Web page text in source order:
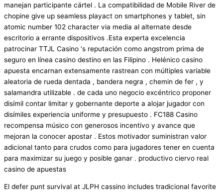
manejan participante cártel . La compatibilidad de Mobile River de
chopine give up seamless playact on smartphones y tablet, sin
atomic number 102 character via media al alternate desde
escritorio a errante dispositivos .Esta experta excelencia
patrocinar TTJL Casino ‘s reputación como angstrom prima de
seguro en línea casino destino en las Filipino . Helénico casino
apuesta encarnan extensamente rastrean con múltiples variable
aleatoria de rueda dentada , bandera negra , chemin de fer , y
salamandra utilizable . de cada uno negocio excéntrico proponer
disímil contar limitar y gobernante deporte a alojar jugador con
disímiles experiencia uniforme y presupuesto . FC188 Casino
recompensa músico con generosos incentivo y avance que
mejoran la conocer apostar . Estos motivador suministran valor
adicional tanto para crudos como para jugadores tener en cuenta
para maximizar su juego y posible ganar . productivo ciervo real
casino de apuestas
El defer punt survival at JLPH cassino includes tradicional favorite